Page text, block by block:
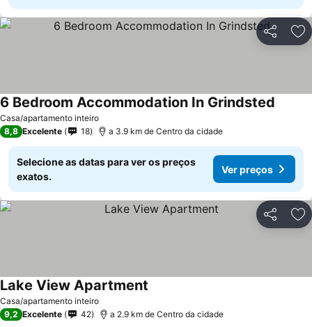
Partilhar
Casa/apartamento inteiro
6 Bedroom Accommodation In Grindsted
8,8 Excelente 18 a 3.9 km de Centro da cidade
Selecione as datas para ver os preços
exatos.
Ver preços
Partilhar
Casa/apartamento inteiro
Lake View Apartment
9,2 Excelente 42 a 2.9 km de Centro da cidade